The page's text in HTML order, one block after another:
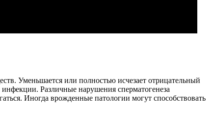
Уменьшается или полностью исчезает отрицательный
Различные нарушения сперматогенеза
Иногда врожденные патологии могут способствовать